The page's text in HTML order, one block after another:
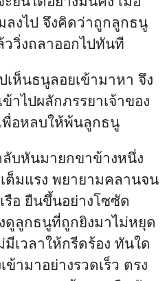
ลงไป จึงคิดว่าถูกลูกธนู
ววิ่งถลาออกไปทันที
ห็นธนูลอยเข้ามาหา จึง
าไปผลักภรรยาเจ้าของ
พื่อหลบให้พ้นลูกธนู
ลับหันมายกขาข้างหนึ่ง
ต็มแรง พยายามคลานจน
รือ ยืนขึ้นอย่างโซซัด
ดูลูกธนูที่ถูกยิงมาไม่หยุด
เวลาให้กรีดร้อง ทันใด
ามาอย่างรวดเร็ว ตรง